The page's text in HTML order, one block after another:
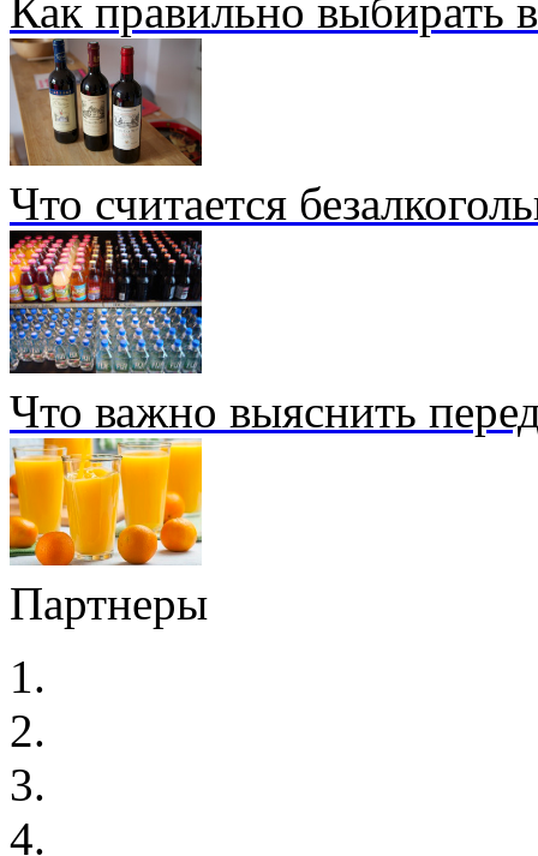
Как правильно выбирать
Что считается
Что важно выяснить
Партнеры